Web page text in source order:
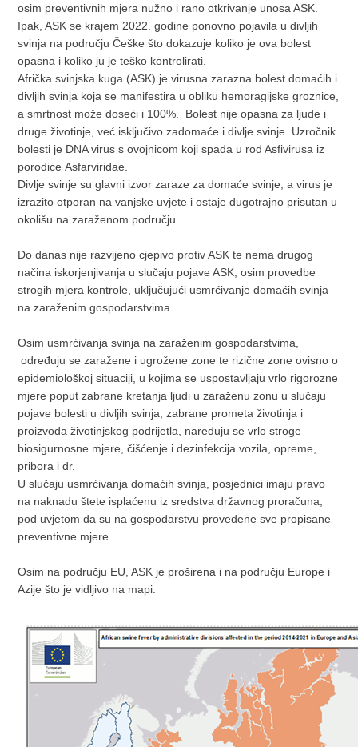
osim preventivnih mjera nužno i rano otkrivanje unosa ASK.
Ipak, ASK se krajem 2022. godine ponovno pojavila u divljih
svinja na području Češke što dokazuje koliko je ova bolest
opasna i koliko ju je teško kontrolirati.
Afrička svinjska kuga (ASK) je virusna zarazna bolest domaćih i
divljih svinja koja se manifestira u obliku hemoragijske groznice,
a smrtnost može doseći i 100%. Bolest nije opasna za ljude i
druge životinje, već isključivo zadomaće i divlje svinje. Uzročnik
bolesti je DNA virus s ovojnicom koji spada u rod Asfivirusa iz
porodice Asfarviridae.
Divlje svinje su glavni izvor zaraze za domaće svinje, a virus je
izrazito otporan na vanjske uvjete i ostaje dugotrajno prisutan u
okolišu na zaraženom području.
Do danas nije razvijeno cjepivo protiv ASK te nema drugog
načina iskorjenjivanja u slučaju pojave ASK, osim provedbe
strogih mjera kontrole, uključujući usmrćivanje domaćih svinja
na zaraženim gospodarstvima.
Osim usmrćivanja svinja na zaraženim gospodarstvima,
određuju se zaražene i ugrožene zone te rizične zone ovisno o
epidemiološkoj situaciji, u kojima se uspostavljaju vrlo rigorozne
mjere poput zabrane kretanja ljudi u zaraženu zonu u slučaju
pojave bolesti u divljih svinja, zabrane prometa životinja i
proizvoda životinjskog podrijetla, naređuju se vrlo stroge
biosigurnosne mjere, čišćenje i dezinfekcija vozila, opreme,
pribora i dr.
U slučaju usmrćivanja domaćih svinja, posjednici imaju pravo
na naknadu štete isplaćenu iz sredstva državnog proračuna,
pod uvjetom da su na gospodarstvu provedene sve propisane
preventivne mjere.
Osim na području EU, ASK je proširena i na području Europe i
Azije što je vidljivo na mapi: